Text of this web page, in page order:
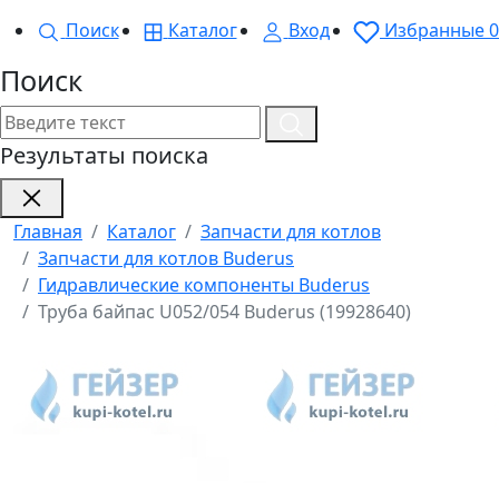
Поиск
Каталог Вход Избранные0
Поиск
Результаты поиска
Главная Каталог
Запчасти для котлов
Запчасти для котлов Buderus
Гидравлические компоненты Buderus
Труба байпас U052/054 Buderus (19928640)